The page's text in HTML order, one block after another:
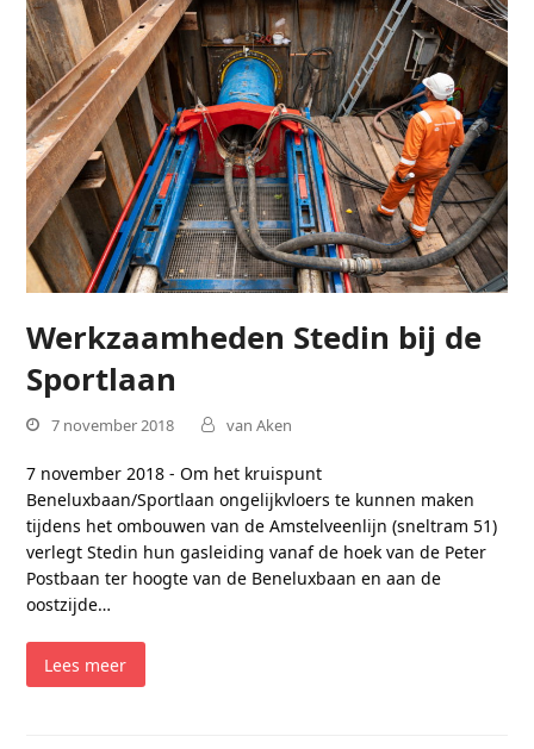
Werkzaamheden Stedin bij de
Sportlaan
7 november 2018 van Aken
7 november 2018 - Om het kruispunt
Beneluxbaan/Sportlaan ongelijkvloers te kunnen maken
tijdens het ombouwen van de Amstelveenlijn (sneltram 51)
verlegt Stedin hun gasleiding vanaf de hoek van de Peter
Postbaan ter hoogte van de Beneluxbaan en aan de
oostzijde…
Lees meer